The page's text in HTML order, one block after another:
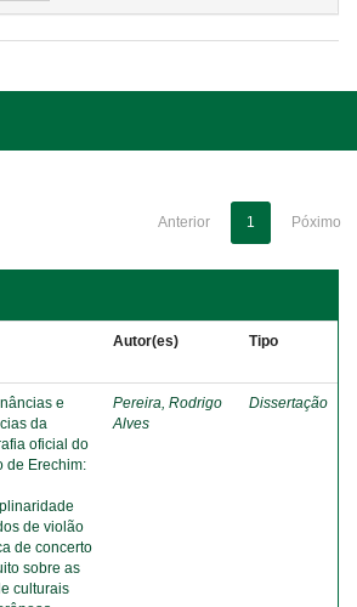
Anterior 1 Póximo
Autor(es) Tipo
e
da
oficial do
de Erechim:
de violão
de concerto
sobre as
culturais
Pereira, Rodrigo
Alves
Dissertação